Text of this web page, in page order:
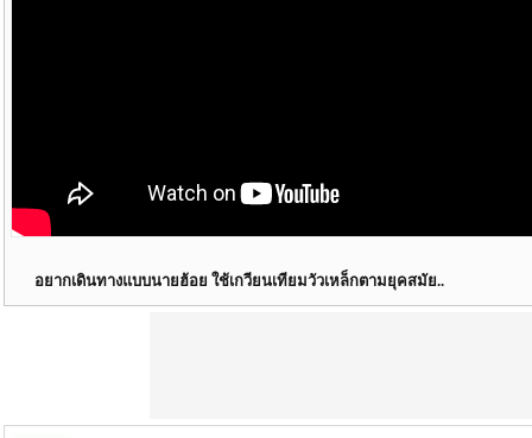
อยากเดินทางแบบนายฮ้อย ใช้เกวียนเทียมวัวเหล็กตามยุคสมัย..